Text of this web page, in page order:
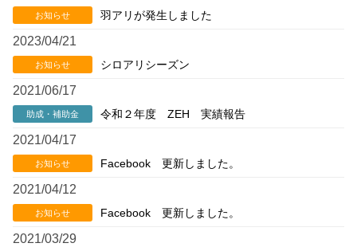
お知らせ 羽アリが発生しました
2023/04/21
お知らせ シロアリシーズン
2021/06/17
助成・補助金 令和２年度 ZEH 実績報告
2021/04/17
お知らせ Facebook 更新しました。
2021/04/12
お知らせ Facebook 更新しました。
2021/03/29